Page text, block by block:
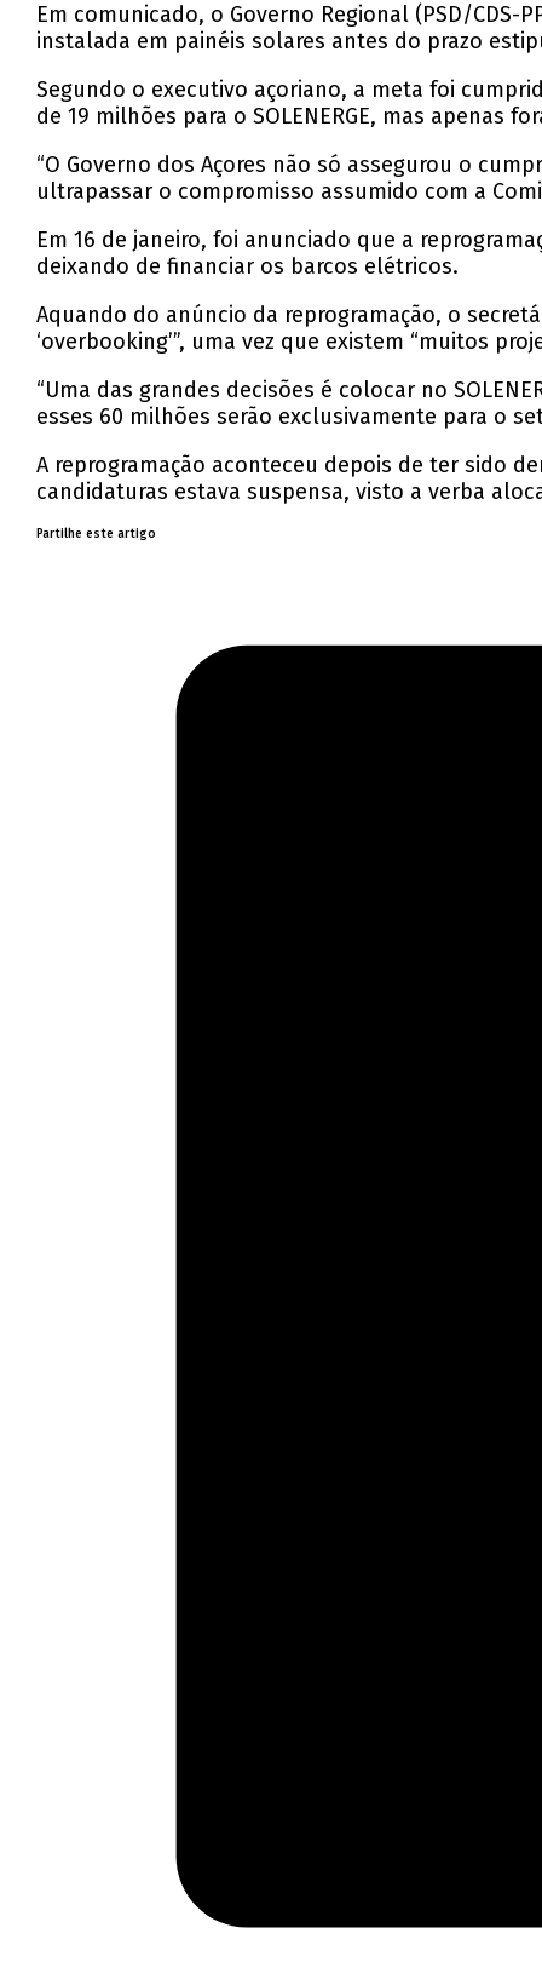
Em comunicado, o Governo Regional (PSD/CDS-
instalada em painéis solares antes do prazo
Segundo o executivo açoriano, a meta foi
de 19 milhões para o SOLENERGE, mas apenas
“O Governo dos Açores não só assegurou o
ultrapassar o compromisso assumido com a
Em 16 de janeiro, foi anunciado que a
deixando de financiar os barcos elétricos.
Aquando do anúncio da reprogramação, o
‘overbooking’”, uma vez que existem “muitos
“Uma das grandes decisões é colocar no
esses 60 milhões serão exclusivamente para o
A reprogramação aconteceu depois de ter sido
candidaturas estava suspensa, visto a verba
Partilhe este artigo